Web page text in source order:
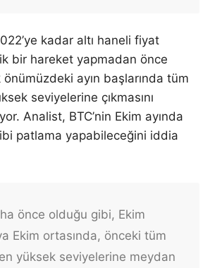
kadar altı haneli fiyat
bir hareket yapmadan önce
ayın başlarında tüm
seviyelerine çıkmasını
Analist, BTC’nin Ekim ayında
patlama yapabileceğini iddia
önce olduğu gibi, Ekim
Ekim ortasında, önceki tüm
yüksek seviyelerine meydan